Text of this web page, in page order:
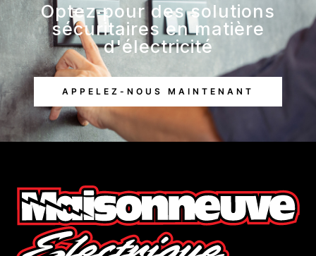
Optez pour des solutions
sécuritaires en matière
d'électricité
APPELEZ-NOUS MAINTENANT